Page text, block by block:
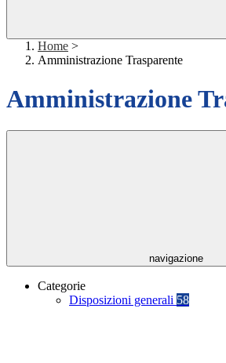
Home >
Amministrazione Trasparente
Amministrazione
navigazione
Categorie
Disposizioni generali 58